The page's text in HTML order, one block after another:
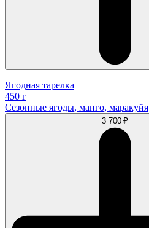
Ягодная тарелка
450 г
Сезонные ягоды, манго, маракуйя
3 700 ₽